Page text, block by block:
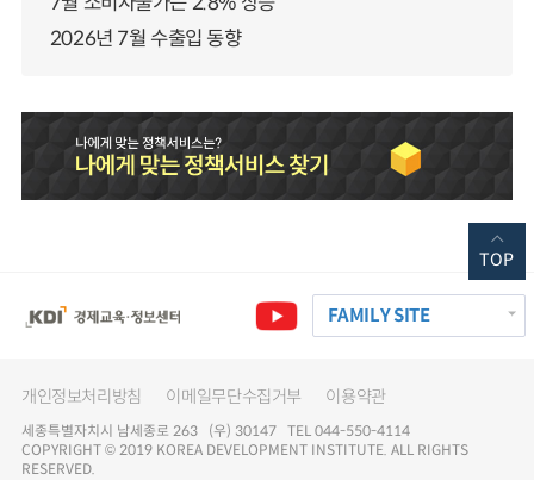
2026년 7월 수출입 동향
FAMILY SITE
개인정보처리방침 이메일무단수집거부 이용약관
세종특별자치시 남세종로 263 (우) 30147 TEL 044-550-4114
COPYRIGHT © 2019 KOREA DEVELOPMENT INSTITUTE. ALL RIGHTS
RESERVED.
TOP